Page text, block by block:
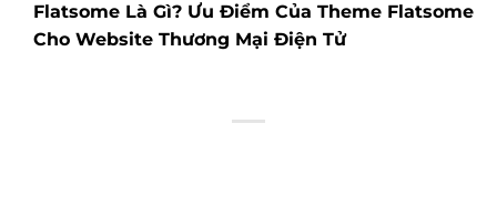
Flatsome Là Gì? Ưu Điểm Của Theme Flatsome
Cho Website Thương Mại Điện Tử